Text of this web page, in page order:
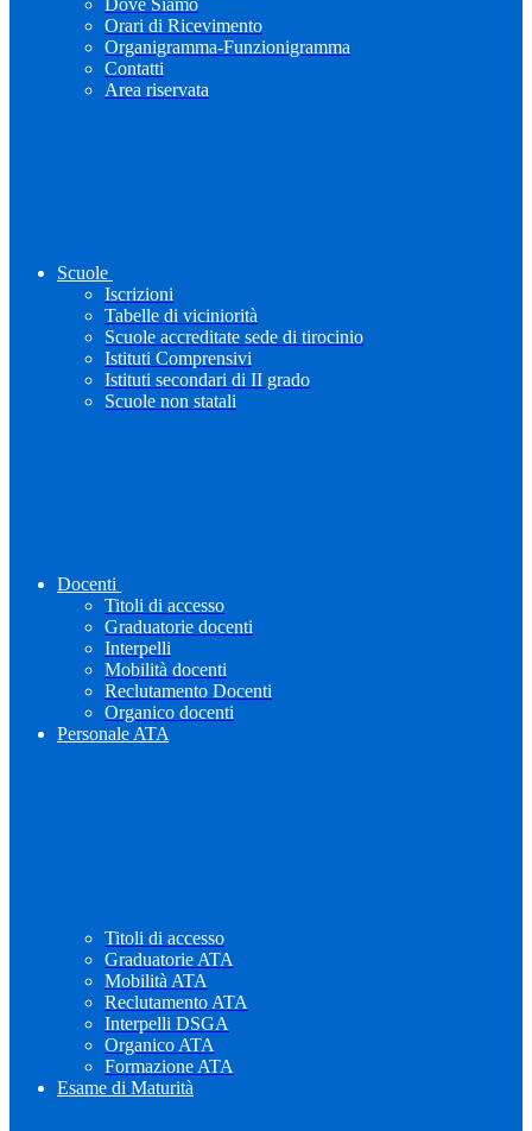
Dove Siamo
Orari di Ricevimento
Organigramma-Funzionigramma
Contatti
Area riservata
Scuole
Iscrizioni
Tabelle di viciniorità
Scuole accreditate sede di tirocinio
Istituti Comprensivi
Istituti secondari di II grado
Scuole non statali
Docenti
Titoli di accesso
Graduatorie docenti
Interpelli
Mobilità docenti
Reclutamento Docenti
Organico docenti
Personale ATA
Titoli di accesso
Graduatorie ATA
Mobilità ATA
Reclutamento ATA
Interpelli DSGA
Organico ATA
Formazione ATA
Esame di Maturità